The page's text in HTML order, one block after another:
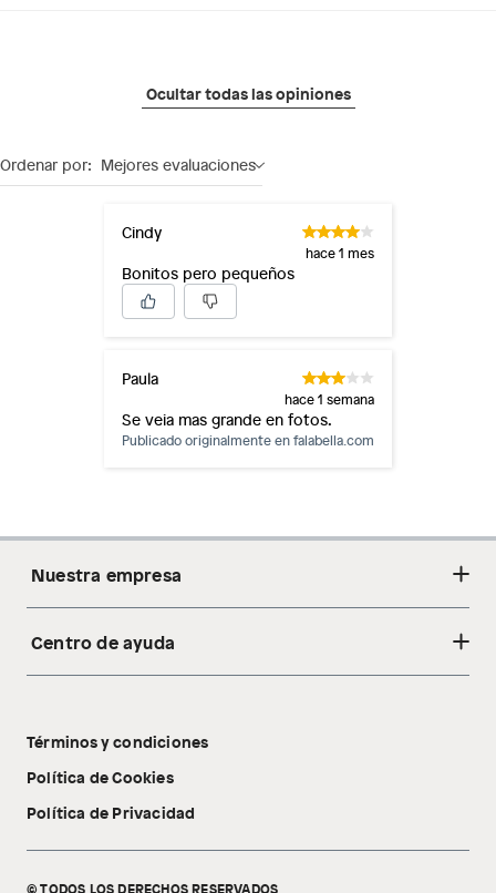
Ocultar todas las opiniones
Ordenar por: Mejores evaluaciones
Cindy
hace 1 mes
Bonitos pero pequeños
Paula
hace 1 semana
Se veia mas grande en fotos.
Publicado originalmente enfalabella.com
Nuestra empresa
Acerca de nosotros
Tecnología Pillow Walk
Centro de ayuda
Libro de reclamaciones
Términos y condiciones
Política de Cookies
Política de Privacidad
© TODOS LOS DERECHOS RESERVADOS